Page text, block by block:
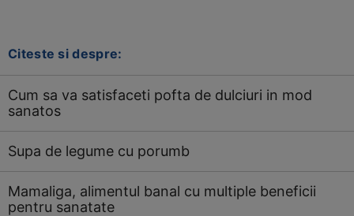
Citeste si despre:
Cum sa va satisfaceti pofta de dulciuri in mod
sanatos
Supa de legume cu porumb
Mamaliga, alimentul banal cu multiple beneficii
pentru sanatate